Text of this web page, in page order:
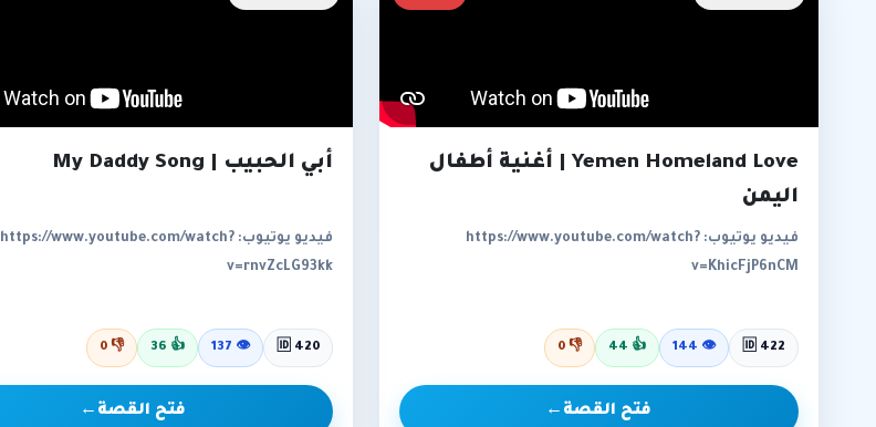
Yemen Homeland Love | أغنية أطفال
اليمن
فيديو يوتيوب: https://www.youtube.com/watch?
v=KhicFjP6nCM
🆔 422
👁
144
👍
44
👎
0
فتح القصة ←
أبي الحبيب | My Daddy Song
فيديو يوتيوب: https://www.youtube.com/watch?
v=rnvZcLG93kk
🆔 420
👁
137
👍
36
👎
0
فتح القصة ←